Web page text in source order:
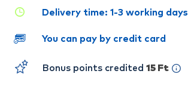
Delivery time: 1-3 working days
You can pay by credit card
Bonus points credited 15 Ft